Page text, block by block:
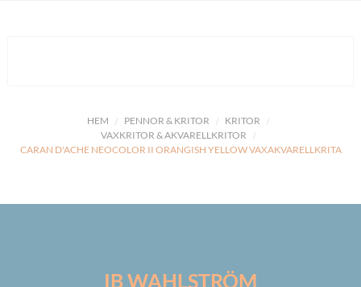
HEM PENNOR & KRITOR
KRITOR
VAXKRITOR & AKVARELLKRITOR
CARAN D'ACHE NEOCOLOR II ORANGISH YELLOW VAXAKVARELLKRITA
IB WAHLSTRÖM